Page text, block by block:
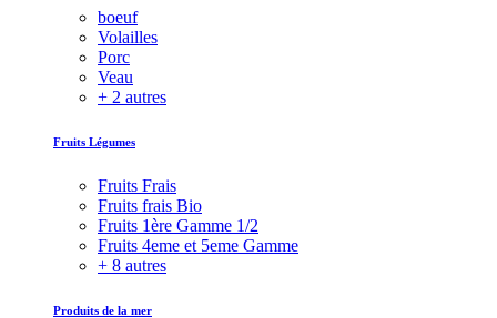
boeuf
Volailles
Porc
Veau
+ 2 autres
Fruits Légumes
Fruits Frais
Fruits frais Bio
Fruits 1ère Gamme 1/2
Fruits 4eme et 5eme Gamme
+ 8 autres
Produits de la mer